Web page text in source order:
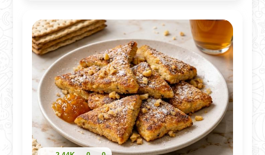
Уникальность рецепта заключается в
использовании мацовой муки, которая
придаёт блинам особую текстуру и
лёгкий ореховый вкус.